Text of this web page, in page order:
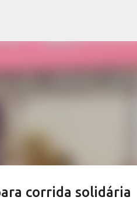
corrida solidária